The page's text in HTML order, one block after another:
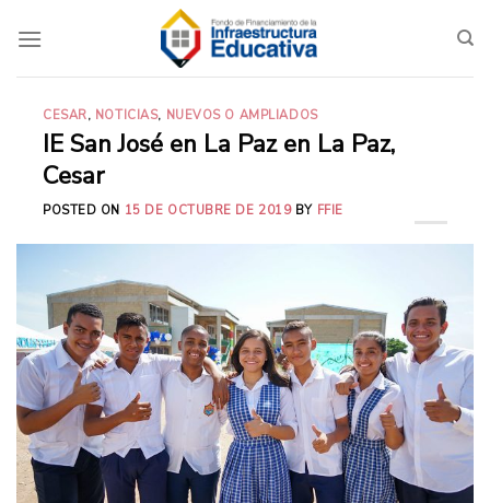
CESAR, NOTICIAS, NUEVOS O AMPLIADOS
IE San José en La Paz en La Paz,
Cesar
POSTED ON 15 DE OCTUBRE DE 2019 BY FFIE